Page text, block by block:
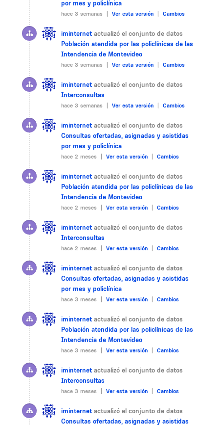
por mes y policlínica
hace 3 semanas | Ver esta versión Cambios
iminternet actualizó el conjunto de datos
Población atendida por las policlínicas de las
Intendencia de Montevideo
hace 3 semanas | Ver esta versión Cambios
iminternet actualizó el conjunto de datos
Interconsultas
hace 3 semanas | Ver esta versión Cambios
iminternet actualizó el conjunto de datos
Consultas ofertadas, asignadas y asistidas
por mes y policlínica
hace 2 meses | Ver esta versión Cambios
iminternet actualizó el conjunto de datos
Población atendida por las policlínicas de las
Intendencia de Montevideo
hace 2 meses | Ver esta versión Cambios
iminternet actualizó el conjunto de datos
Interconsultas
hace 2 meses | Ver esta versión Cambios
iminternet actualizó el conjunto de datos
Consultas ofertadas, asignadas y asistidas
por mes y policlínica
hace 3 meses | Ver esta versión Cambios
iminternet actualizó el conjunto de datos
Población atendida por las policlínicas de las
Intendencia de Montevideo
hace 3 meses | Ver esta versión Cambios
iminternet actualizó el conjunto de datos
Interconsultas
hace 3 meses | Ver esta versión Cambios
iminternet actualizó el conjunto de datos
Consultas ofertadas, asignadas y asistidas